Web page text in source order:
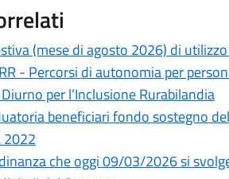
(mese di agosto 2026) di
- Percorsi di autonomia per
per l’Inclusione Rurabilandia
beneficiari fondo sostegno
2022
che oggi 09/03/2026 si